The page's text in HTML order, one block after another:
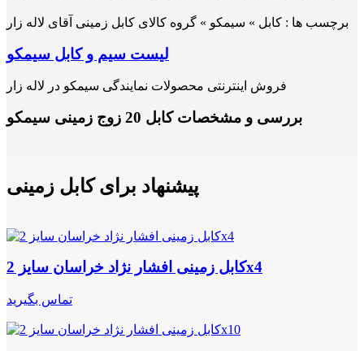
برچسب ها : کابل » سیمکو » گروه کالای کابل زمینی آقای لاله زار
لیست سیم و کابل سیمکو
فروش اینترنتی محصولات نمایندگی سیمکو در لاله زار
بررسی و مشخصات کابل 20 زوج زمینی سیمکو
پیشنهاد برای کابل زمینی
کابل زمینی افشار نژاد خراسان سایز 2x4
تماس بگیرید